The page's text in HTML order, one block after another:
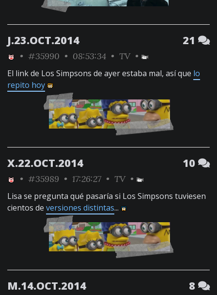
J.23.OCT.2014 21
• #35990 • 08:53:34 • TV•
El link de Los Simpsons de ayer estaba mal, así que lo
repito hoy
X.22.OCT.2014 10
• #35989 • 17:26:27 • TV•
Lisa se pregunta qué pasaría si Los Simpsons tuviesen
cientos de versiones distintas...
M.14.OCT.2014 8